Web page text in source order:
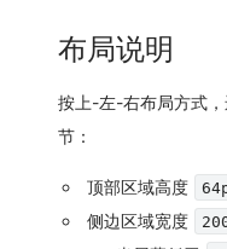
布局说明
按上-左-右布局方式
节：
顶部区域高度
侧边区域宽度